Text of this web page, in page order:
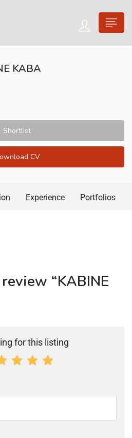
KABA
Shortlist
CV
Experience Portfolios
“KABINE
for this listing